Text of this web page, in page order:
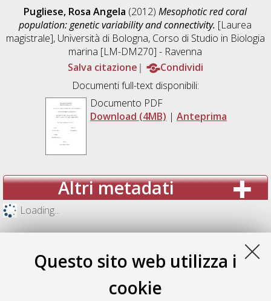
Questo sito web utilizza i
cookie
Pugliese, Rosa Angela (2012)Mesophotic red coral
population: genetic variability and connectivity. [Laurea
magistrale], Università di Bologna, Corso di Studio in Biologia
marina [LM-DM270] - Ravenna
Salva citazione
Condividi
Documenti full-text disponibili:
Documento PDF
Download (4MB) | Anteprima
Altri metadati
Loading...